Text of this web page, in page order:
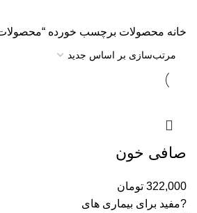
خانه محصولات برچسب خورده “محصولات
صافی خون
322,000 تومان
?مفید برای بیماری های